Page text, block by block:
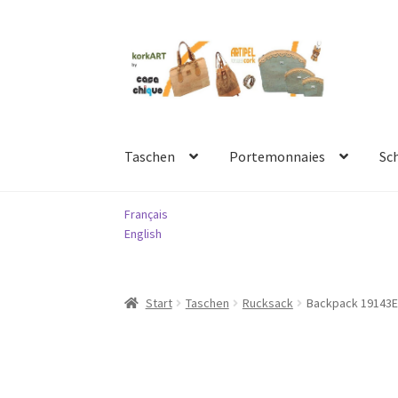
Navigation
springen
zum
Inhalt
Taschen Portemonnaies
Français
English
Start Taschen Rucksack Backpack